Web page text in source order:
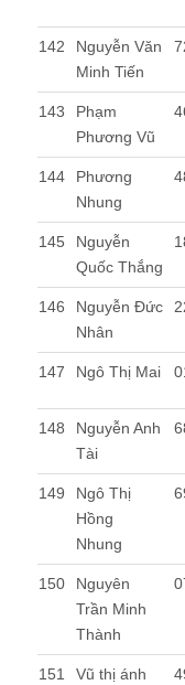
142
Nguyễn Văn
Minh Tiến
143
Phạm
Phương Vũ
144
Phương
Nhung
145
Nguyễn
Quốc Thắng
146
Nguyễn Đức
Nhân
147 Ngô Thị Mai
148
Nguyễn Anh
Tài
149
Ngô Thị
Hồng
Nhung
150
Nguyên
Trần Minh
Thành
151
Vũ thị ánh